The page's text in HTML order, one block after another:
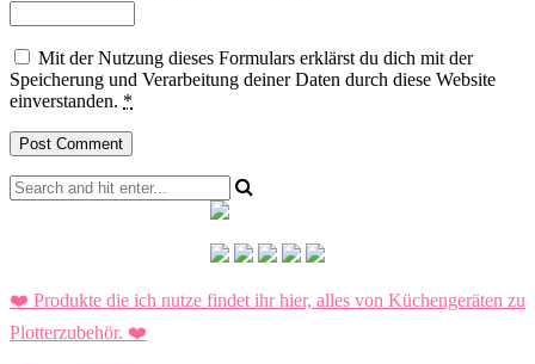
Mit der Nutzung dieses Formulars erklärst du dich mit der
Speicherung und Verarbeitung deiner Daten durch diese Website
einverstanden. *
❤️ Produkte die ich nutze findet ihr hier, alles von Küchengeräten zu
Plotterzubehör. ❤️